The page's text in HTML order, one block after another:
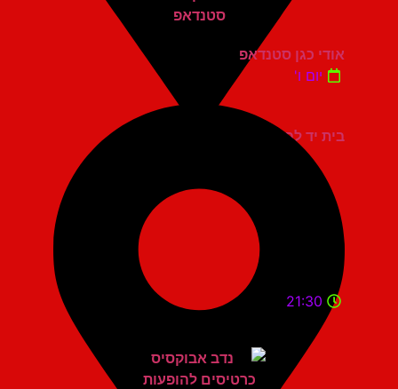
בית יד לבנים אשדוד
אודי כגן סטנדאפ
יום ו'
21:30